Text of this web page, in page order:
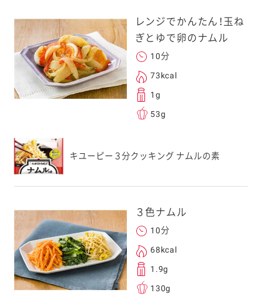
レンジでかんたん！玉ね
ぎとゆで卵のナムル
10分
73kcal
1g
53g
キユーピー３分クッキング ナムルの素
３色ナムル
10分
68kcal
1.9g
130g